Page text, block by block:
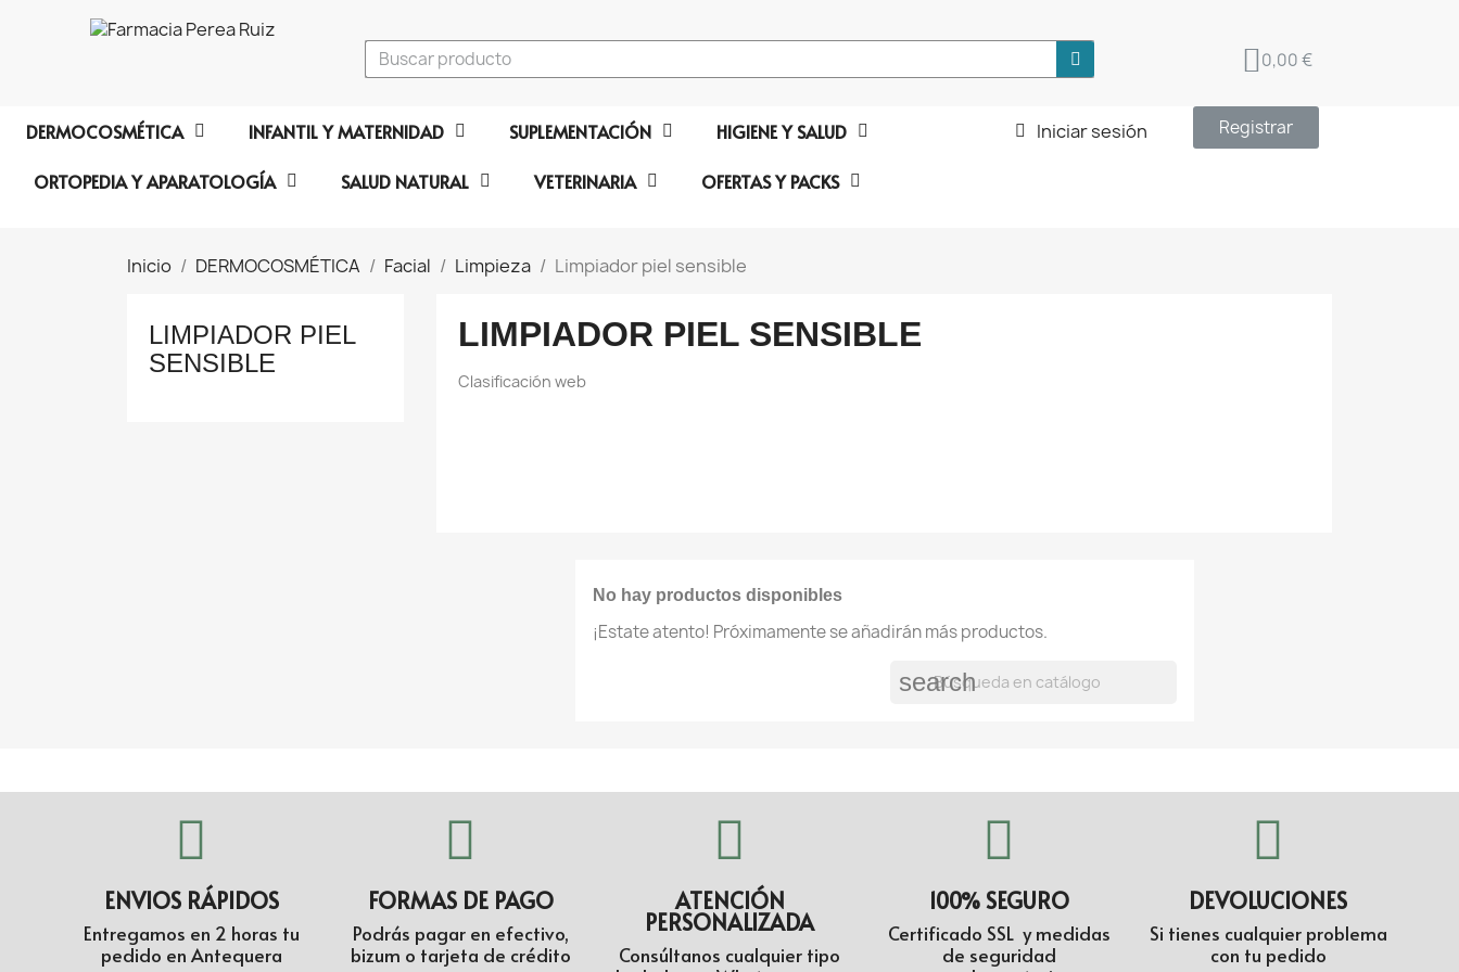
0,00 €
DERMOCOSMÉTICA INFANTIL Y MATERNIDAD SUPLEMENTACIÓN HIGIENE Y SALUD
ORTOPEDIA Y APARATOLOGÍA SALUD NATURAL VETERINARIA OFERTAS Y PACKS
Iniciar sesión Registrar
Inicio DERMOCOSMÉTICA Facial Limpieza Limpiador piel sensible
LIMPIADOR PIEL
SENSIBLE
LIMPIADOR PIEL SENSIBLE
Clasificación web
No hay productos disponibles
¡Estate atento! Próximamente se añadirán más productos.
search
ENVIOS RÁPIDOS
Entregamos en 2 horas tu
pedido en Antequera
FORMAS DE PAGO
Podrás pagar en efectivo,
bizum o tarjeta de crédito
ATENCIÓN
PERSONALIZADA
Consúltanos cualquier tipo
100% SEGURO
Certificado SSL y medidas
de seguridad
DEVOLUCIONES
Si tienes cualquier problema
con tu pedido